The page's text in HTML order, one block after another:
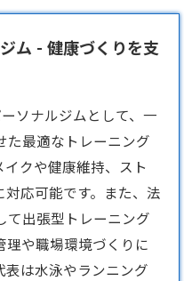
ム - 健康づくりを支
ソナルジム として、一
た最適なトレーニング
クや健康維持、スト
応可能です。また、法
て出張型トレーニング
理や職場環境づくりに
表は水泳やランニング